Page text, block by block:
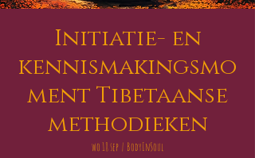
Initiatie- en
kennismakingsmo
ment Tibetaanse
methodieken
wo 18 sep
  |
BodyInSoul